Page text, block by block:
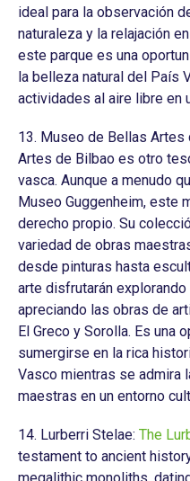
ideal para la observación
naturaleza y la relajación
este parque es una
la belleza natural del País
actividades al aire libre en
13. Museo de Bellas
Artes de Bilbao es otro
vasca. Aunque a menudo
Museo Guggenheim, este
derecho propio. Su
variedad de obras
desde pinturas hasta
arte disfrutarán
apreciando las obras de
El Greco y Sorolla. Es una
sumergirse en la rica
Vasco mientras se admira
maestras en un entorno
14. Lurberri Stelae: The
testament to ancient